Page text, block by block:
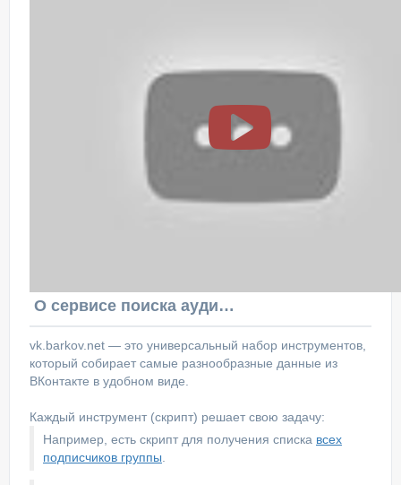
О сервисе поиска аудитории ВКонтакте
vk.barkov.net — это универсальный набор инструментов,
который собирает самые разнообразные данные из
ВКонтакте в удобном виде.
Каждый инструмент (скрипт) решает свою задачу:
Например, есть скрипт для получения списка всех
подписчиков группы